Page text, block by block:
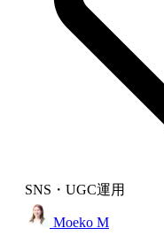
SNS・UGC運用
Moeko M